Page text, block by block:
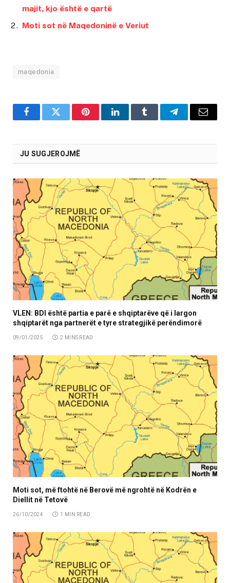
majit, kjo është e qartë
Moti sot në Maqedoninë e Veriut
maqedonia
FacebookTwitter PinterestLinkedInTumblr TelegramEmail
JU SUGJEROJMË
VLEN: BDI është partia e parë e shqiptarëve që i largon
shqiptarët nga partnerët e tyre strategjikë perëndimorë
09/01/2025 2 MINS READ
Moti sot, më ftohtë në Berovë më ngrohtë në Kodrën e
Diellit në Tetovë
26/10/2024 1 MIN READ